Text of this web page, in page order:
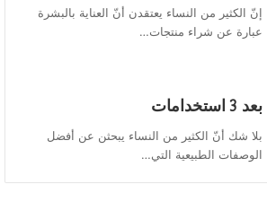
إنّ الكثير من النساء يعتقدن أنّ العناية بالبشرة
عبارة عن شراء منتجات…
بلا شك أنّ الكثير من النساء يبحثن عن أفضل
الوصفات الطبيعية التي…